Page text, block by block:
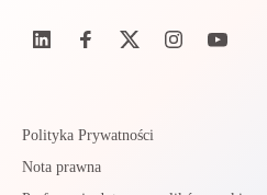
Polityka Prywatności
Nota prawna